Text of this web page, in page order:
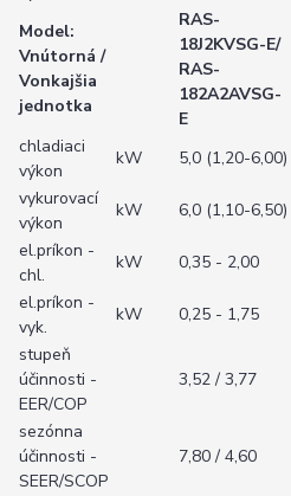
Model:
Vnútorná /
Vonkajšia
jednotka
RAS-
18J2KVSG-E/
RAS-
182A2AVSG-
E
chladiaci
výkon
kW 5,0 (1,20-6,00)
vykurovací
výkon
kW 6,0 (1,10-6,50)
el.príkon -
chl.
kW 0,35 - 2,00
el.príkon -
vyk.
kW 0,25 - 1,75
stupeň
účinnosti -
EER/COP
3,52 / 3,77
sezónna
účinnosti -
SEER/SCOP
7,80 / 4,60